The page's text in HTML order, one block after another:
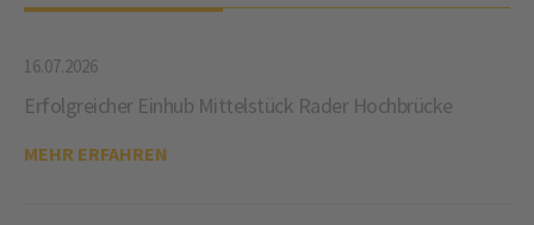
16.07.2026
Erfolgreicher Einhub Mittelstück Rader Hochbrücke
MEHR ERFAHREN